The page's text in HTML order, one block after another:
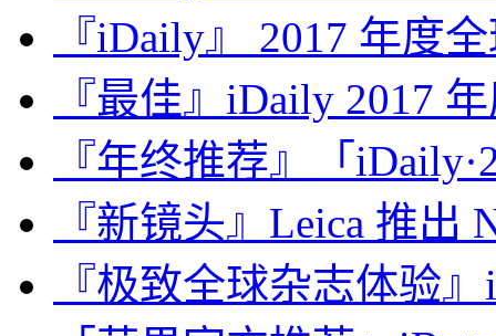
『iDaily』 2017 年度
『最佳』iDaily 2017
『年终推荐』「
『新镜头』Leica 推出
『极致全球杂志体验